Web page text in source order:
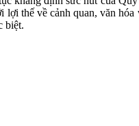
lợi thế về cảnh quan, văn hóa
biệt.